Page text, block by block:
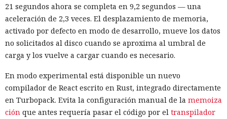
21 segundos ahora se completa en 9,2 segundos — una
aceleración de 2,3 veces. El desplazamiento de memoria,
activado por defecto en modo de desarrollo, mueve los datos
no solicitados al disco cuando se aproxima al umbral de
carga y los vuelve a cargar cuando es necesario.
En modo experimental está disponible un nuevo
compilador de React escrito en Rust, integrado directamente
en Turbopack. Evita la configuración manual de la memoiza
ción que antes requería pasar el código por el transpilador